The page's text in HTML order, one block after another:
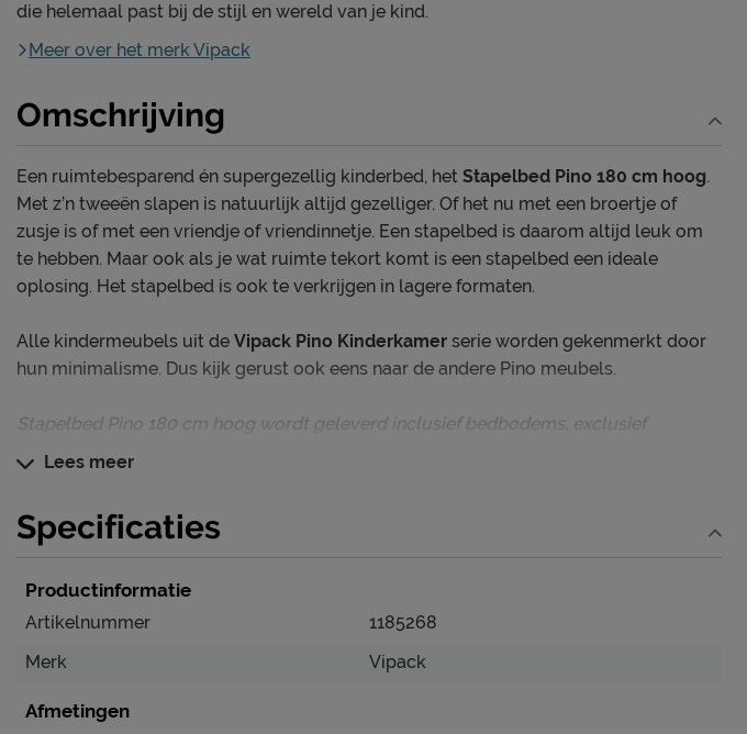
die helemaal past bij de stijl en wereld van je kind.
Meer over het merk Vipack
Omschrijving
Een ruimtebesparend én supergezellig kinderbed, het Stapelbed Pino 180 cm hoog.
Met z’n tweeën slapen is natuurlijk altijd gezelliger. Of het nu met een broertje of
zusje is of met een vriendje of vriendinnetje. Een stapelbed is daarom altijd leuk om
te hebben. Maar ook als je wat ruimte tekort komt is een stapelbed een ideale
oplosing. Het stapelbed is ook te verkrijgen in lagere formaten.
Alle kindermeubels uit de Vipack Pino Kinderkamer serie worden gekenmerkt door
hun minimalisme. Dus kijk gerust ook eens naar de andere Pino meubels.
Stapelbed Pino 180 cm hoog wordt geleverd inclusief bedbodems, exclusief
matrassen.
Fraai én veilig stapelbed
Te combineren met andere Pino meubelen
Je nieuwe kinderbed wil je natuurlijk zo lang mogelijk mooi én schoon houden. Alle
Lees meer
Specificaties
Productinformatie
Artikelnummer
1185268
Merk
Vipack
Afmetingen